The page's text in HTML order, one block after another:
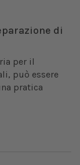
di
per il
può essere
pratica